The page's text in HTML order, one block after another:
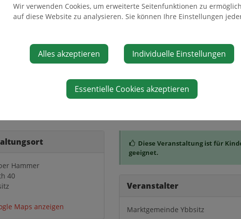
die großen und kleinen Besucher nicht nur dem Schmied über die
auch selbst Hand anlegen.
Tagen findet auch eine allgemeinde Führung um 10.30 Uhr im
Hammer
40
Maps anzeigen
Diese Veranstaltung ist für
geeignet.
Veranstalter
Marktgemeinde Ybbsitz
Wir verwenden Cookies, um erweiterte Seitenfunktionen zu
auf diese Website zu analysieren. Sie können Ihre Einstellungen
Alles akzeptieren Individuelle Einstellungen
Essentielle Cookies akzeptieren